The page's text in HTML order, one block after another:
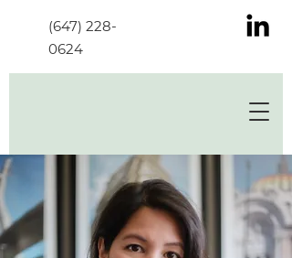
(647) 228-
0624